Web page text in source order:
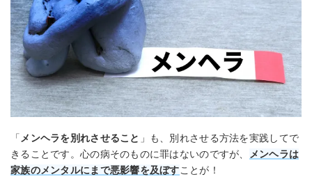
「メンヘラを別れさせること 」も、別れさせる方法を実践してで
きることです。心の病そのものに罪はないのですが、 メンヘラは
家族のメンタルにまで悪影響を及ぼすことが！